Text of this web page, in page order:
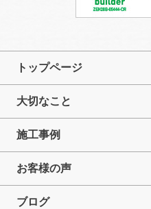
トップページ
大切なこと
施工事例
お客様の声
ブログ